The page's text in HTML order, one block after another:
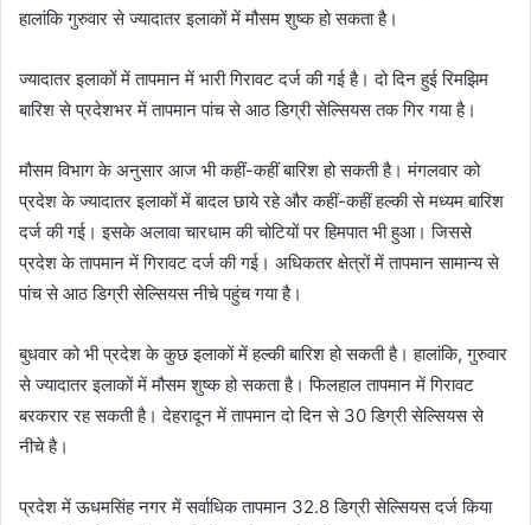
हालांकि गुरुवार से ज्यादातर इलाकों में मौसम शुष्क हो सकता है।
ज्यादातर इलाकों में तापमान में भारी गिरावट दर्ज की गई है। दो दिन हुई रिमझिम
बारिश से प्रदेशभर में तापमान पांच से आठ डिग्री सेल्सियस तक गिर गया है।
मौसम विभाग के अनुसार आज भी कहीं-कहीं बारिश हो सकती है। मंगलवार को
प्रदेश के ज्यादातर इलाकों में बादल छाये रहे और कहीं-कहीं हल्की से मध्यम बारिश
दर्ज की गई। इसके अलावा चारधाम की चोटियों पर हिमपात भी हुआ। जिससे
प्रदेश के तापमान में गिरावट दर्ज की गई। अधिकतर क्षेत्रों में तापमान सामान्य से
पांच से आठ डिग्री सेल्सियस नीचे पहुंच गया है।
बुधवार को भी प्रदेश के कुछ इलाकों में हल्की बारिश हो सकती है। हालांकि, गुरुवार
से ज्यादातर इलाकों में मौसम शुष्क हो सकता है। फिलहाल तापमान में गिरावट
बरकरार रह सकती है। देहरादून में तापमान दो दिन से 30 डिग्री सेल्सियस से
नीचे है।
प्रदेश में ऊधमसिंह नगर में सर्वाधिक तापमान 32.8 डिग्री सेल्सियस दर्ज किया